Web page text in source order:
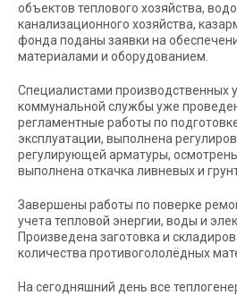
объектов теплового хозяйства,
канализационного хозяйства,
фонда поданы заявки на
материалами и оборудованием.
Специалистами производственных
коммунальной службы уже
регламентные работы по
эксплуатации, выполнена
регулирующей арматуры,
выполнена откачка ливневых и
Завершены работы по поверке
учета тепловой энергии, воды и
Произведена заготовка и
количества противогололёдных
На сегодняшний день все